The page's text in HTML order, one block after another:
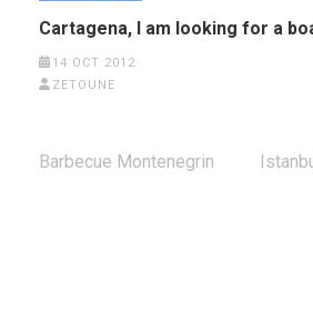
Cartagena, I am looking for a
14 OCT 2012
ZETOUNE
Post
Barbecue Montenegrin